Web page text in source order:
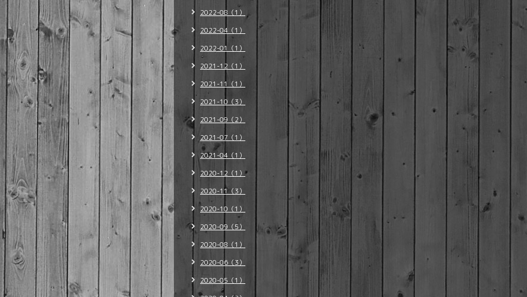
2022-08（1）
2022-04（1）
2022-01（1）
2021-12（1）
2021-11（1）
2021-10（3）
2021-09（2）
2021-07（1）
2021-04（1）
2020-12（1）
2020-11（3）
2020-10（1）
2020-09（5）
2020-08（1）
2020-06（3）
2020-05（1）